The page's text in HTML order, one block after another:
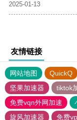
2025-01-13
友情链接
网站地图 QuickQ
坚果加速器
tiktok
免费vqn外网加速
旋风加速器
免费